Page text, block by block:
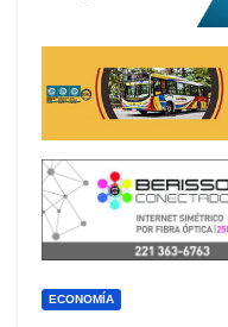
ECONOMÍA